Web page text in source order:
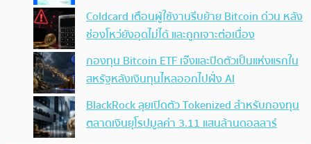
Coldcard เตือนผู้ใช้งานรีบย้าย Bitcoin ด่วน หลัง
ช่องโหว่ยังอุดไม่ได้ และถูกเจาะต่อเนื่อง
กองทุน Bitcoin ETF เจ๊งและปิดตัวเป็นแห่งแรกใน
สหรัฐหลังเงินทุนไหลออกไปฝั่ง AI
BlackRock ลุยเปิดตัว Tokenized สำหรับกองทุน
ตลาดเงินยุโรปมูลค่า 3.11 แสนล้านดอลลาร์